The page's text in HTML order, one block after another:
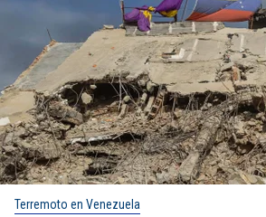
Terremoto en Venezuela